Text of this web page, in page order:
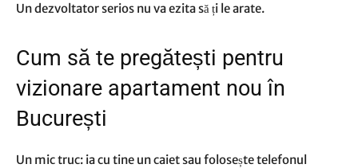
Un dezvoltator serios nu va ezita să ți le arate.
Cum să te pregătești pentru
vizionare apartament nou în
București
Un mic truc: ia cu tine un caiet sau folosește telefonul